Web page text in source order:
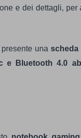
e dei dettagli, per
una scheda
e Bluetooth 4.0